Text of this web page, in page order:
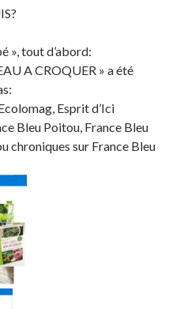
», tout d’abord:
A CROQUER » a été
Esprit d’Ici
Bleu Poitou, France Bleu
chroniques sur France Bleu